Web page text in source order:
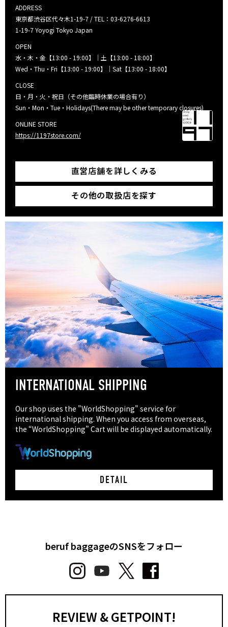
ADDRESS
東京都渋谷区代々木1-19-7 / TEL：03-6276-6613
1-19-7 Yoyogi Tokyo Japan
OPEN
水・木・金【13:00 - 19:00】｜土【13:00 - 18:00】
Wed・Thu・Fri【13:00 - 19:00】｜Sat【13:00 - 18:00】
CLOSE
日・月・火・祝日（その他臨時休業の場合有り）
Sun・Mon・Tue・Holidays(There may be other temporary closures)
ONLINE STORE
https://1197store.com/
直営店舗を詳しくみる
その他の取扱店を探す
INTERNATIONAL SHIPPING
Our shop uses the "WorldShopping" service for
international shipping. When you access from overseas,
the “WorldShopping” Cart will be displayed automatically.
DETAIL
beruf baggageのSNSをフォロー
REVIEW & GETPOINT!